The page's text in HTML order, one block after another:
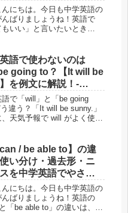
にちは。今日も中学英語の
んばりましょうね！英語で
もいい」と言いたいとき
きる」「may＝〜してもい
語で使わないのは
going to？【It will be
を例文に解説！-
語で「will」と「be going
違う？「It will be sunny.」
、天気予報で will がよく使わ
/ be able to】の違
い分け・過去形・ニ
を中学英語でやさし
にちは。今日も中学英語の
んばりましょうね！英語の
と「be able to」の違いは、中